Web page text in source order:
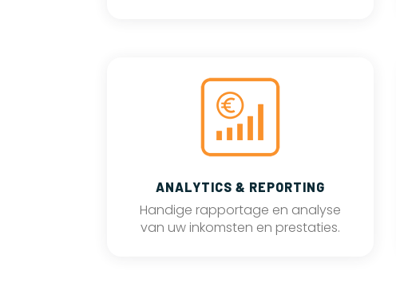
ANALYTICS & REPORTING
Handige rapportage en analyse
van uw inkomsten en prestaties.